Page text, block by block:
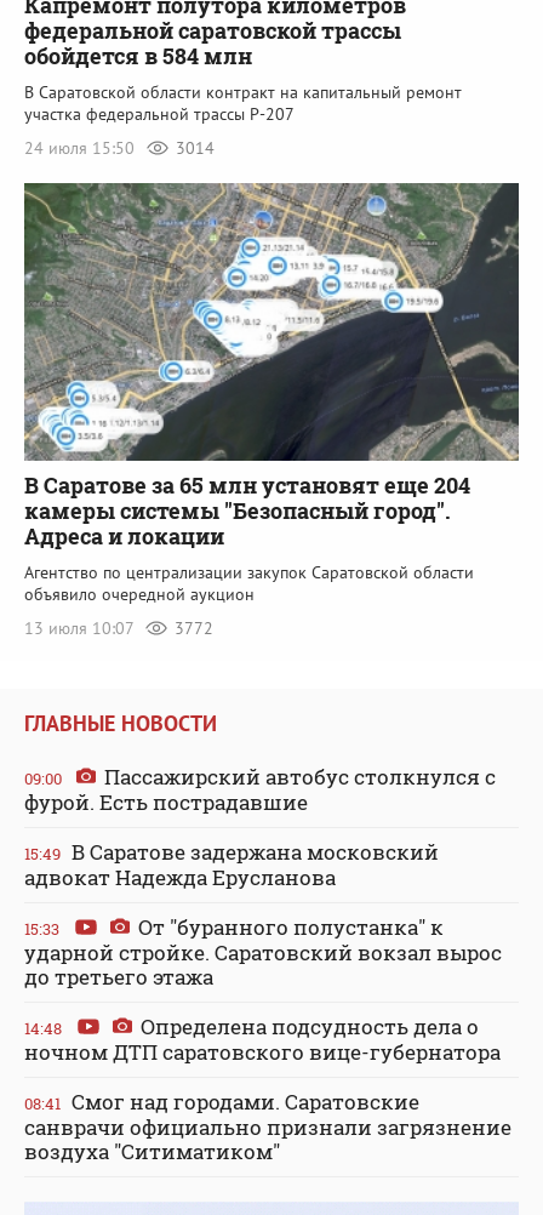
федеральной саратовской трассы
обойдется в 584 млн
В Саратовской области контракт на капитальный ремонт
участка федеральной трассы Р-207
24 июля 15:50
3014
В Саратове за 65 млн установят еще 204
камеры системы "Безопасный город".
Адреса и локации
Агентство по централизации закупок Саратовской области
объявило очередной аукцион
13 июля 10:07
3772
ГЛАВНЫЕ НОВОСТИ
09:00
Пассажирский автобус столкнулся с
фурой. Есть пострадавшие
15:49 В Саратове задержана московский
адвокат Надежда Ерусланова
15:33
От "буранного полустанка" к
ударной стройке. Саратовский вокзал вырос
до третьего этажа
14:48
Определена подсудность дела о
ночном ДТП саратовского вице-губернатора
08:41 Смог над городами. Саратовские
санврачи официально признали загрязнение
воздуха "Ситиматиком"